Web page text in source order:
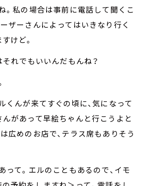
。私の場合は事前に電話して聞くこ
ザーさんによってはいきなり行く
けど。
それでもいいんだもんね？
くんが来てすぐの頃に、気になって
があって早絵ちゃんと行こうよと
広めのお店で、テラス席もありそう
って。エルのこともあるので、イモ